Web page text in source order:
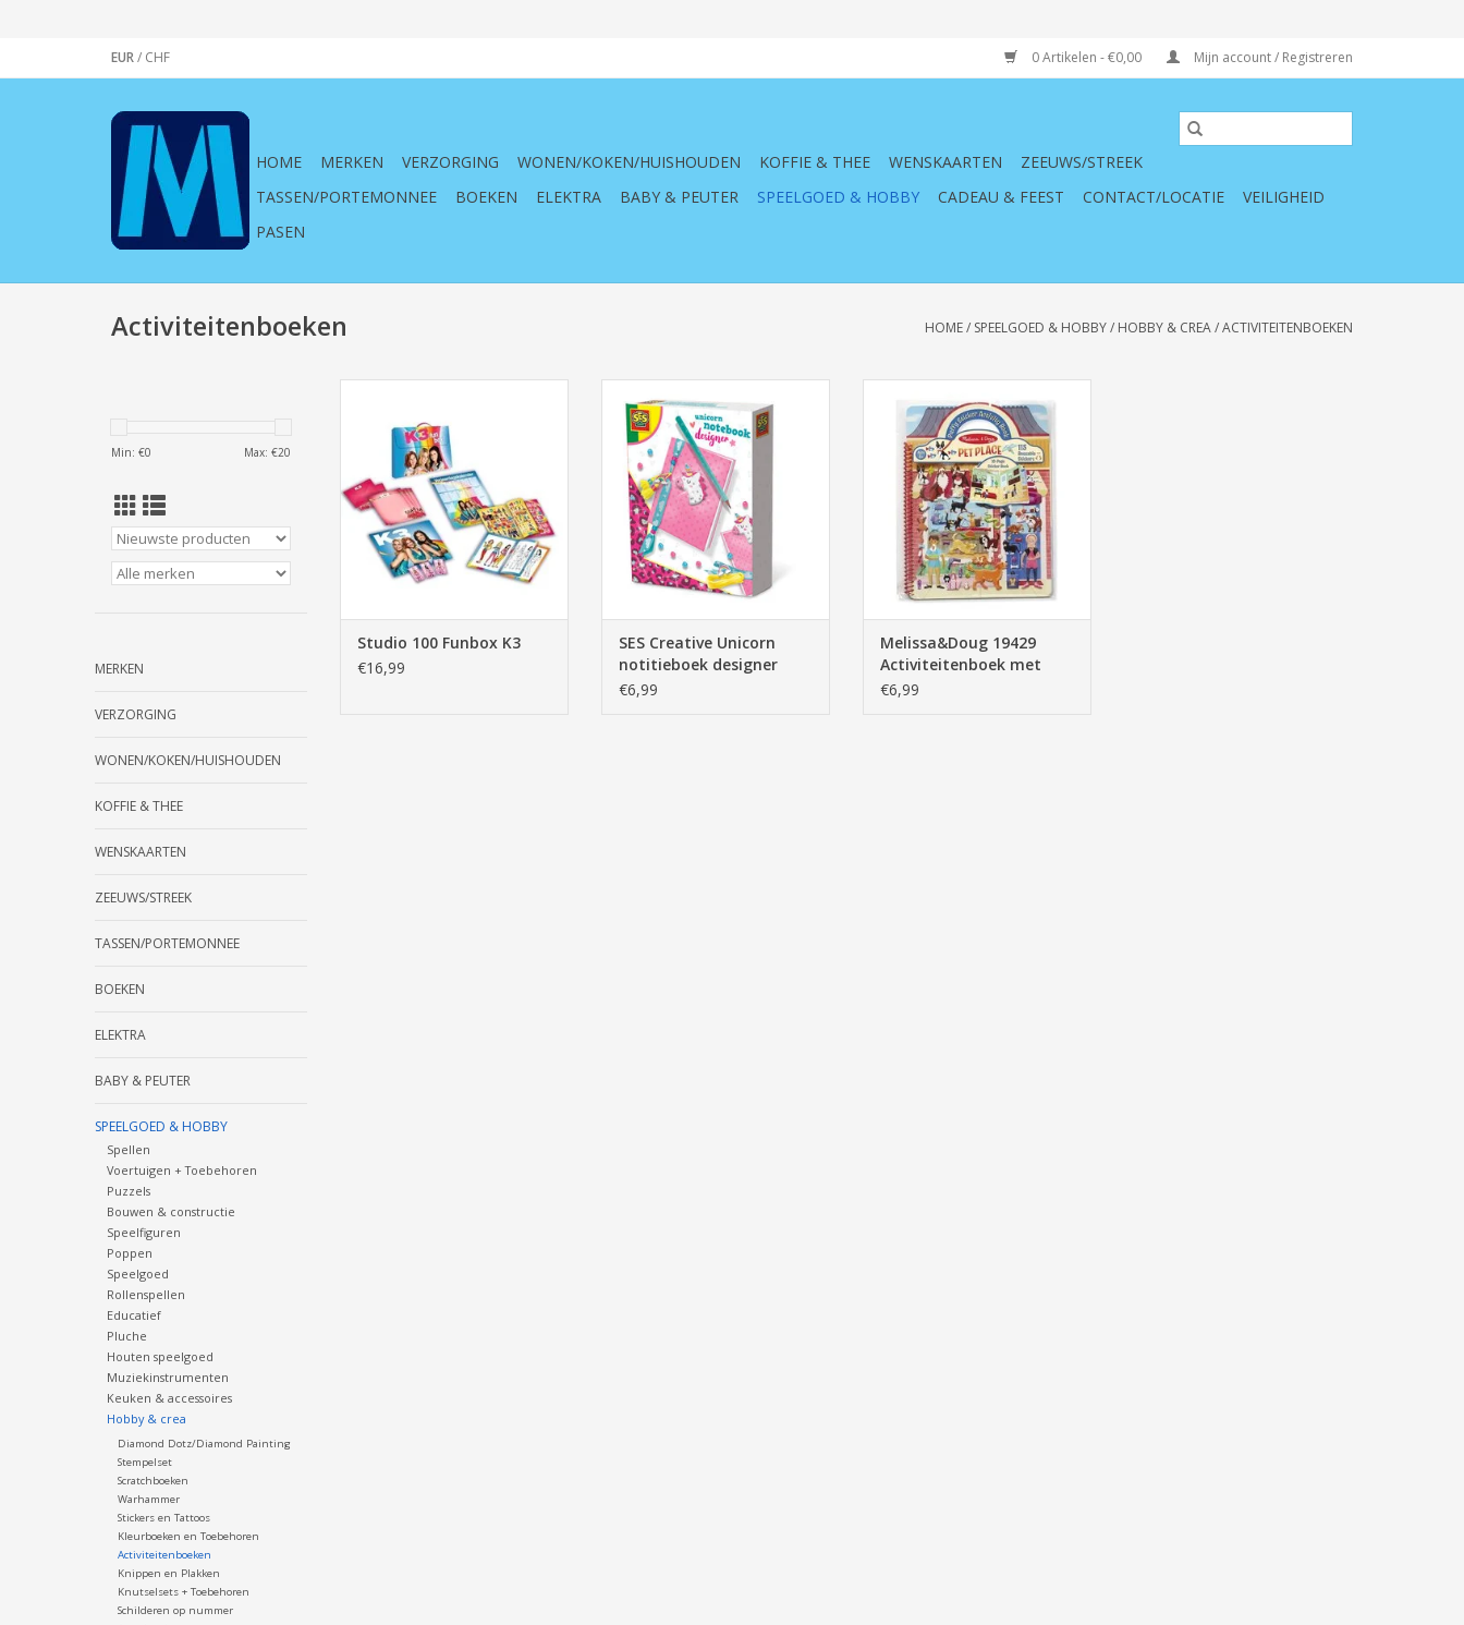
EUR/ CHF 0 Artikelen - €0,00 Mijn account / Registreren
HOME MERKEN VERZORGING WONEN/KOKEN/HUISHOUDEN KOFFIE & THEE WENSKAARTEN
ZEEUWS/STREEK
TASSEN/PORTEMONNEE
BOEKEN ELEKTRA BABY & PEUTER SPEELGOED & HOBBY CADEAU & FEEST CONTACT/LOCATIE
VEILIGHEID
PASEN
Activiteitenboeken HOME/ SPEELGOED & HOBBY/ HOBBY & CREA/ACTIVITEITENBOEKEN
Min: €0 Max: €20
MERKEN
VERZORGING
WONEN/KOKEN/HUISHOUDEN
KOFFIE & THEE
WENSKAARTEN
ZEEUWS/STREEK
TASSEN/PORTEMONNEE
BOEKEN
ELEKTRA
BABY & PEUTER
SPEELGOED & HOBBY
Spellen
Voertuigen + Toebehoren
Puzzels
Bouwen & constructie
Speelfiguren
Poppen
Speelgoed
Rollenspellen
Educatief
Pluche
Houten speelgoed
Muziekinstrumenten
Keuken & accessoires
Hobby & crea
Diamond Dotz/Diamond Painting
Stempelset
Scratchboeken
Warhammer
Stickers en Tattoos
Kleurboeken en Toebehoren
Activiteitenboeken
Knippen en Plakken
Knutselsets + Toebehoren
Schilderen op nummer
TOEVOEGEN AAN WINKELWAGEN
Studio 100 Funbox K3
€16,99
notitieboek ontwerper, tekenen,
knutselen, notitie, eenhoorn,
versieren, kind, kinderen,
TOEVOEGEN AAN WINKELWAGEN
SES Creative Unicorn
notitieboek designer
00105
€6,99
activiteitenboek, boek, extradik,
stickers, huisdieren, plaats,
plekjes, dieren, ecucatief,
creatief, kind, spiraalboek
TOEVOEGEN AAN WINKELWAGEN
Melissa&Doug 19429
Activiteitenboek met
Extradikke Stickers
€6,99